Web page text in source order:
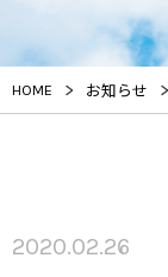
HOME > お知らせ >
2020.02.26